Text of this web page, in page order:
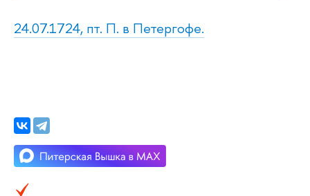
24.07.1724, пт. П. в Петергофе.